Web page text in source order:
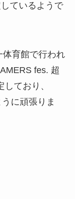
ているようで
育館で行われ
fes. 超
ており、
に頑張りま